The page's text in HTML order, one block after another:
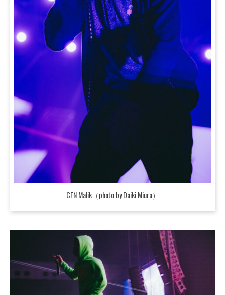
CFN Malik（photo by Daiki Miura）